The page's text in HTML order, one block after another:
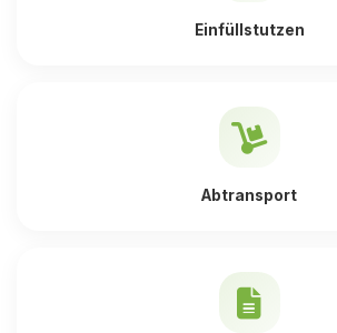
Einfüllstutzen
Abtransport